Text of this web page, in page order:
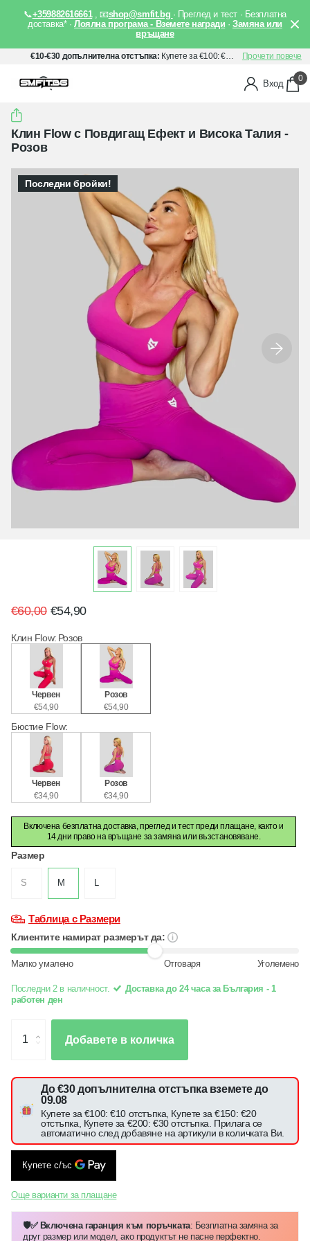
📞+359882616661 , 📧shop@smfit.bg · Преглед и тест · Безплатна
доставка* ·Лоялна програма - Вземете награди ·Замяна или
връщане
€10-€30 допълнителна отстъпка: Купете за €100: €10 отстъпка, Купете за €150: €20 отстъпка, Купете за €200: €30 отстъпка. Прилага се автоматично след добавяне на артикули в количката Ви. Прочети повече
Вход 0
Клин Flow с Повдигащ Ефект и Висока Талия -
Розов
Последни бройки!
€60,00 €54,90
Клин Flow: Розов
Червен
€54,90
Розов
€54,90
Бюстие Flow:
Червен
€34,90
Розов
€34,90
Включена безплатна доставка, преглед и тест преди плащане, както и
14 дни право на връщане за замяна или възстановяване.
Размер
S M L
Таблица с Размери
Клиентите намират размерът да:
Малко умалено Отговаря Уголемено
Последни 2 в наличност.
Доставка до 24 часа за България - 1
работен ден
Добавете в количка
До €30 допълнителна отстъпка вземете до
09.08
Купете за €100: €10 отстъпка, Купете за €150: €20
отстъпка, Купете за €200: €30 отстъпка. Прилага се
автоматично след добавяне на артикули в количката Ви.
Още варианти за плащане
🛡️✅ Включена гаранция към поръчката: Безплатна замяна за
друг размер или модел, ако продуктът не пасне перфектно.